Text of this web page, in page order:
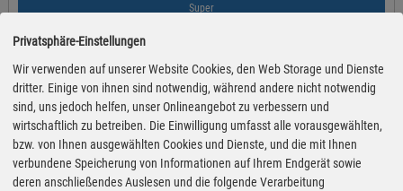
Super
SB
Kaaksburg 1
Super Preise in Nienborstel
Bester Super E10 Preis in
Nienborstel
Privatsphäre-Einstellungen
Wir verwenden auf unserer Website Cookies, den Web Storage und Dienste
dritter. Einige von ihnen sind notwendig, während andere nicht notwendig
sind, uns jedoch helfen, unser Onlineangebot zu verbessern und
wirtschaftlich zu betreiben. Die Einwilligung umfasst alle vorausgewählten,
bzw. von Ihnen ausgewählten Cookies und Dienste, und die mit Ihnen
verbundene Speicherung von Informationen auf Ihrem Endgerät sowie
deren anschließendes Auslesen und die folgende Verarbeitung